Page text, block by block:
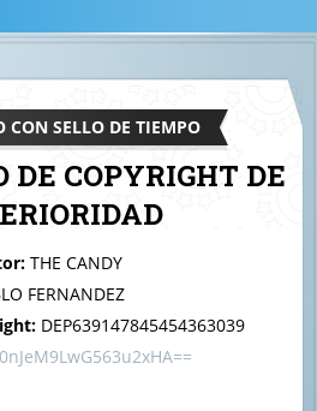
CON SELLO DE TIEMPO
DE COPYRIGHT DE
shaker
THE CANDY
FERNANDEZ
DEP639147845454363039